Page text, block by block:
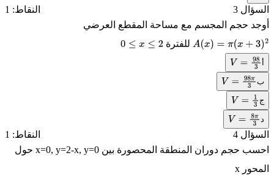
السؤال 3
النقاط: 1
أوجد حجم المجسم مع مساحة المقطع العرضي
A(x) =π x+3 2 للفترة 0 ≤x ≤2
V =983
ب
V =98π3
ج
V =1 3
V =8 π3
السؤال 4
النقاط: 1
احسب حجم دوران المنطقة المحصورة بين x=0, y=2-x, y=0حول
المحور x